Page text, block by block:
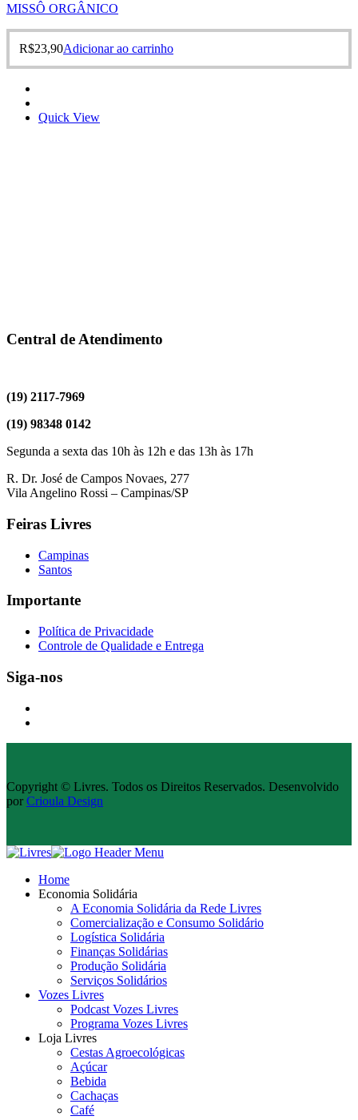
MISSÔ ORGÂNICO
R$23,90Adicionar ao carrinho
Quick View
Central de Atendimento
(19) 2117-7969
(19) 98348 0142
Segunda a sexta das 10h às 12h e das 13h às 17h
R. Dr. José de Campos Novaes, 277
Vila Angelino Rossi – Campinas/SP
Feiras Livres
Campinas
Santos
Importante
Política de Privacidade
Controle de Qualidade e Entrega
Siga-nos
Copyright © Livres. Todos os Direitos Reservados. Desenvolvido
por Crioula Design
Home
Economia Solidária
A Economia Solidária da Rede Livres
Comercialização e Consumo Solidário
Logística Solidária
Finanças Solidárias
Produção Solidária
Serviços Solidários
Vozes Livres
Podcast Vozes Livres
Programa Vozes Livres
Loja Livres
Cestas Agroecológicas
Açúcar
Bebida
Cachaças
Café